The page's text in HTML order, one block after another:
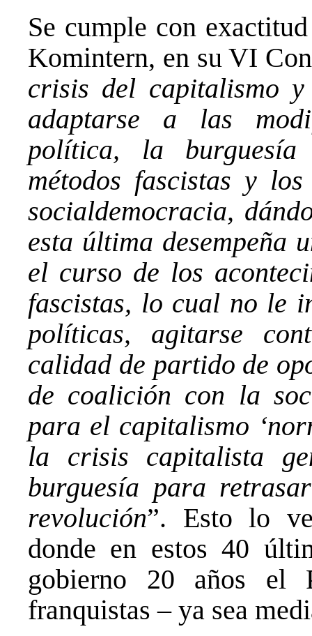
Se cumple con
Komintern, en su VI
crisis del capitalismo y
adaptarse a las
política, la burguesía
métodos fascistas y
socialdemocracia,
esta última desempeña
el curso de los
fascistas, lo cual no le
políticas, agitarse
calidad de partido de
de coalición con la
para el capitalismo
la crisis capitalista
burguesía para
revolución”. Esto lo
donde en estos 40
gobierno 20 años el
franquistas – ya sea